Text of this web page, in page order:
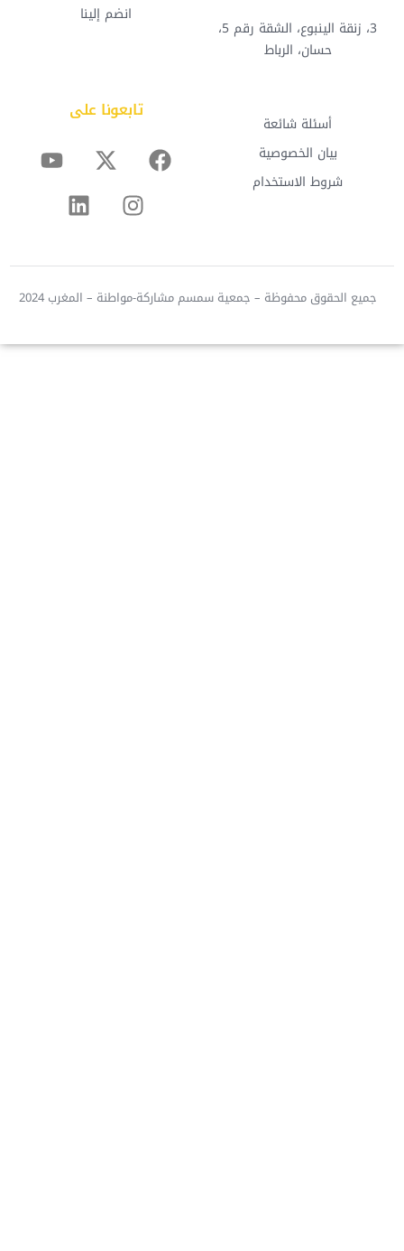
3، زنقة الينبوع، الشقة رقم 5،
حسان، الرباط
انضم إلينا
أسئلة شائعة
بيان الخصوصية
شروط الاستخدام
تابعونا على
الحقوق محفوظة – جمعية سمسم مشاركة-مواطنة – المغرب 2024